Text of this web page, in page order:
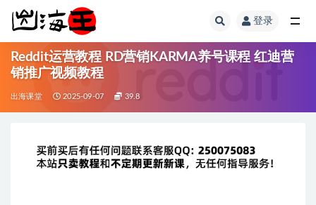
登录
Reddit运营教程 RD营销KARMA养号课程 红迪营
销推广视频教程
出海课堂 2025-09-07 39.8
全部